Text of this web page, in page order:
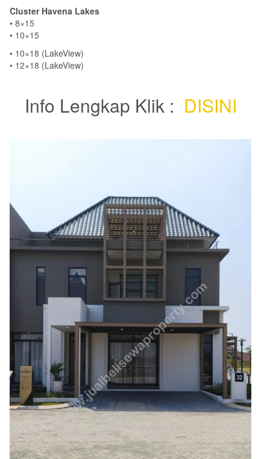
Cluster Havena Lakes
• 8×15
• 10×15
• 10×18 (LakeView)
• 12×18 (LakeView)
Info Lengkap Klik : DISINI